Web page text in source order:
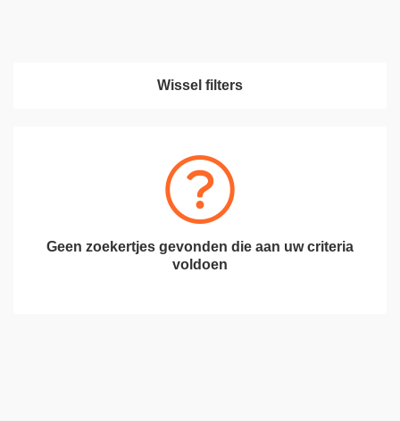
Wissel filters
Geen zoekertjes gevonden die aan uw criteria
voldoen